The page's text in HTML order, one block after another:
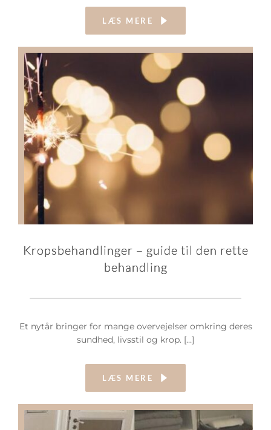
LÆS MERE
Kropsbehandlinger – guide til den rette
behandling
Et nytår bringer for mange overvejelser omkring deres
sundhed, livsstil og krop. […]
LÆS MERE